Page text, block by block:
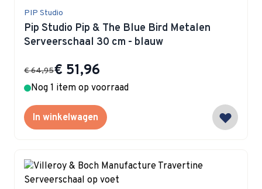
PIP Studio
Pip Studio Pip & The Blue Bird Metalen
Serveerschaal 30 cm - blauw
Special Price
€ 51,96
€ 64,95
Nog 1 item op voorraad
In winkelwagen